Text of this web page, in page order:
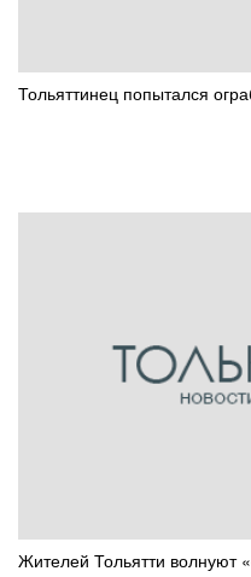
Тольяттинец попытался
Жителей Тольятти волнуют